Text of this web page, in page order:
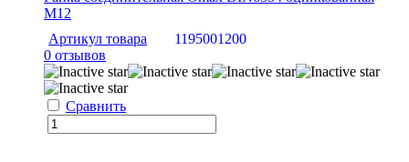
M12
Артикул товара
1195001200
0 отзывов
Сравнить